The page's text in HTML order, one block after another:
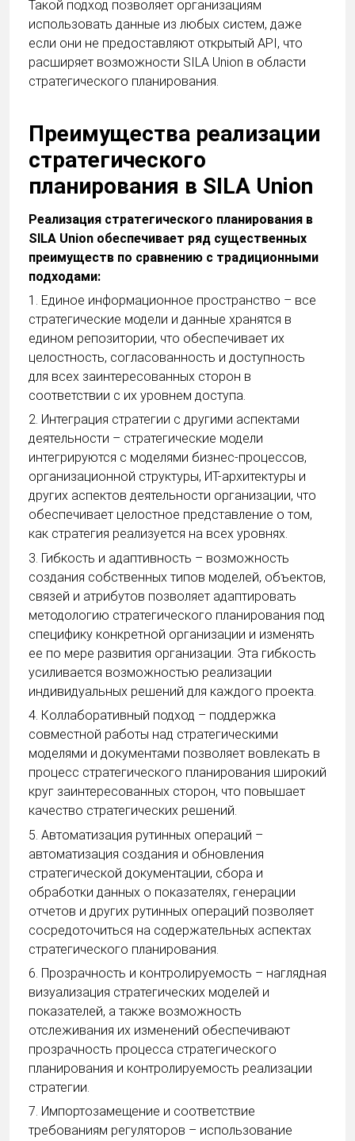
Такой подход позволяет организациям
использовать данные из любых систем, даже
если они не предоставляют открытый API, что
расширяет возможности SILA Union в области
стратегического планирования.
Преимущества реализации
стратегического
планирования в SILA Union
Реализация стратегического планирования в
SILA Union обеспечивает ряд существенных
преимуществ по сравнению с традиционными
подходами:
1. Единое информационное пространство – все
стратегические модели и данные хранятся в
едином репозитории, что обеспечивает их
целостность, согласованность и доступность
для всех заинтересованных сторон в
соответствии с их уровнем доступа.
2. Интеграция стратегии с другими аспектами
деятельности – стратегические модели
интегрируются с моделями бизнес-процессов,
организационной структуры, ИТ-архитектуры и
других аспектов деятельности организации, что
обеспечивает целостное представление о том,
как стратегия реализуется на всех уровнях.
3. Гибкость и адаптивность – возможность
создания собственных типов моделей, объектов,
связей и атрибутов позволяет адаптировать
методологию стратегического планирования под
специфику конкретной организации и изменять
ее по мере развития организации. Эта гибкость
усиливается возможностью реализации
индивидуальных решений для каждого проекта.
4. Коллаборативный подход – поддержка
совместной работы над стратегическими
моделями и документами позволяет вовлекать в
процесс стратегического планирования широкий
круг заинтересованных сторон, что повышает
качество стратегических решений.
5. Автоматизация рутинных операций –
автоматизация создания и обновления
стратегической документации, сбора и
обработки данных о показателях, генерации
отчетов и других рутинных операций позволяет
сосредоточиться на содержательных аспектах
стратегического планирования.
6. Прозрачность и контролируемость – наглядная
визуализация стратегических моделей и
показателей, а также возможность
отслеживания их изменений обеспечивают
прозрачность процесса стратегического
планирования и контролируемость реализации
стратегии.
7. Импортозамещение и соответствие
требованиям регуляторов – использование